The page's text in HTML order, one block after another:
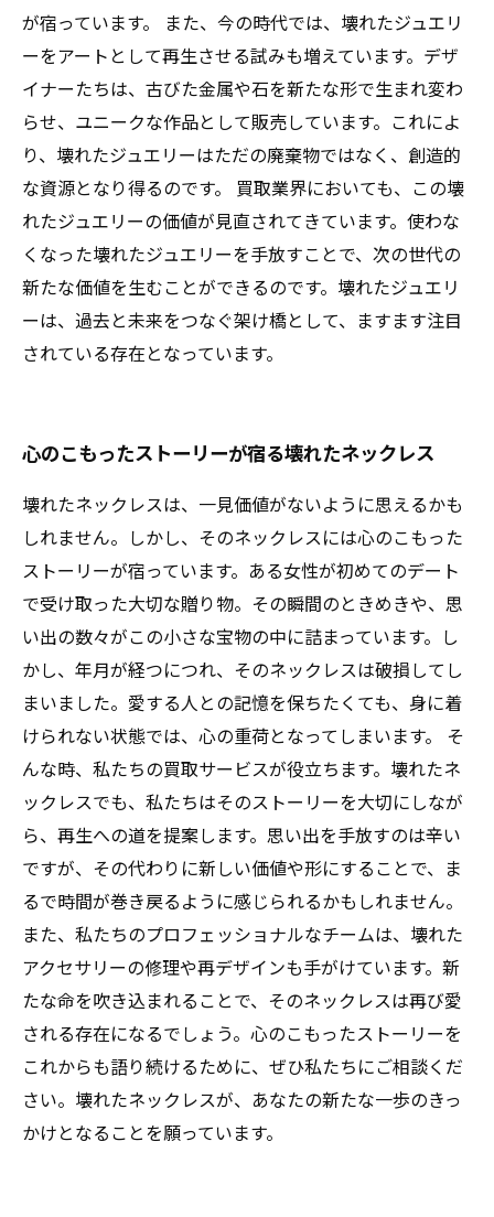
が宿っています。 また、今の時代では、壊れたジュエリ
ーをアートとして再生させる試みも増えています。デザ
イナーたちは、古びた金属や石を新たな形で生まれ変わ
らせ、ユニークな作品として販売しています。これによ
り、壊れたジュエリーはただの廃棄物ではなく、創造的
な資源となり得るのです。 買取業界においても、この壊
れたジュエリーの価値が見直されてきています。使わな
くなった壊れたジュエリーを手放すことで、次の世代の
新たな価値を生むことができるのです。壊れたジュエリ
ーは、過去と未来をつなぐ架け橋として、ますます注目
されている存在となっています。
心のこもったストーリーが宿る壊れたネックレス
壊れたネックレスは、一見価値がないように思えるかも
しれません。しかし、そのネックレスには心のこもった
ストーリーが宿っています。ある女性が初めてのデート
で受け取った大切な贈り物。その瞬間のときめきや、思
い出の数々がこの小さな宝物の中に詰まっています。し
かし、年月が経つにつれ、そのネックレスは破損してし
まいました。愛する人との記憶を保ちたくても、身に着
けられない状態では、心の重荷となってしまいます。 そ
んな時、私たちの買取サービスが役立ちます。壊れたネ
ックレスでも、私たちはそのストーリーを大切にしなが
ら、再生への道を提案します。思い出を手放すのは辛い
ですが、その代わりに新しい価値や形にすることで、ま
るで時間が巻き戻るように感じられるかもしれません。
また、私たちのプロフェッショナルなチームは、壊れた
アクセサリーの修理や再デザインも手がけています。新
たな命を吹き込まれることで、そのネックレスは再び愛
される存在になるでしょう。心のこもったストーリーを
これからも語り続けるために、ぜひ私たちにご相談くだ
さい。壊れたネックレスが、あなたの新たな一歩のきっ
かけとなることを願っています。